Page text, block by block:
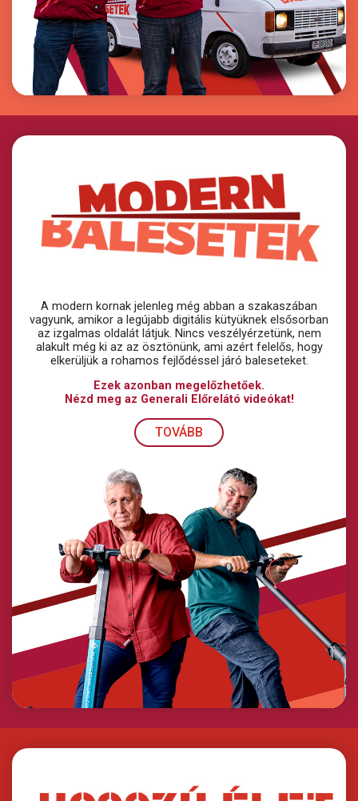
A modern kornak jelenleg még abban a szakaszában
vagyunk, amikor a legújabb digitális kütyüknek elsősorban
az izgalmas oldalát látjuk. Nincs veszélyérzetünk, nem
alakult még ki az az ösztönünk, ami azért felelős, hogy
elkerüljük a rohamos fejlődéssel járó baleseteket.
Ezek azonban megelőzhetőek.
Nézd meg az Generali Előrelátó videókat!
TOVÁBB